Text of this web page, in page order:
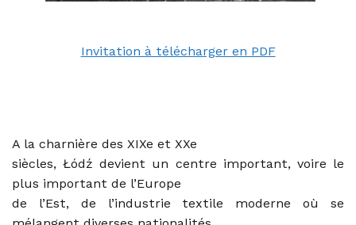
Invitation à télécharger en PDF
A la charnière des XIXe et XXe
siècles, Łódź devient un centre important, voire le
plus important de l’Europe
de l’Est, de l’industrie textile moderne où se